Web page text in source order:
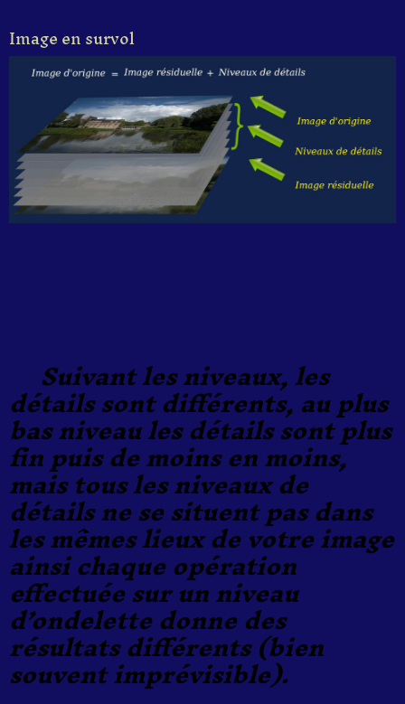
Image en survol
Suivant les niveaux, les
détails sont différents, au plus
bas niveau les détails sont plus
fin puis de moins en moins,
mais tous les niveaux de
détails ne se situent pas dans
les mêmes lieux de votre image
ainsi chaque opération
effectuée sur un niveau
d’ondelette donne des
résultats différents (bien
souvent imprévisible).